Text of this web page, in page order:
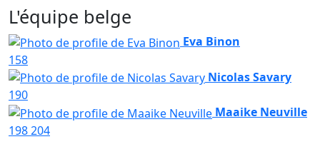
L'équipe belge
Eva Binon
158
Nicolas Savary
190
Maaike Neuville
198204